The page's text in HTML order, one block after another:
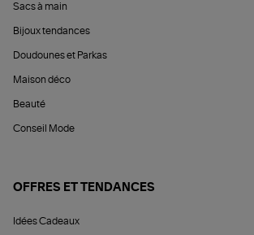
Sacs à main
Bijoux tendances
Doudounes et Parkas
Maison déco
Beauté
Conseil Mode
OFFRES ET TENDANCES
Idées Cadeaux